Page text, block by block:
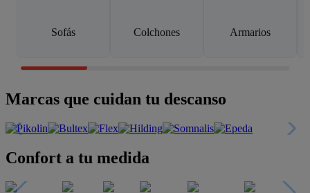
Sofás Colchones Armarios
Marcas que cuidan tu descanso
Confort a tu medida